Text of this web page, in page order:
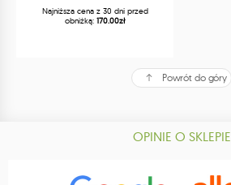
Najniższa cena z 30 dni przed
obniżką: 170.00zł
Powrót do góry
OPINIE O SKLEPIE